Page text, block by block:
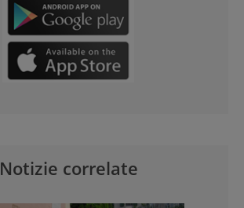
Notizie correlate